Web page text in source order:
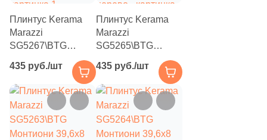
7.5x7.5 (12)
7.2x29.3 (4)
9.8x9.8 (5)
10.1x11.6 (4)
10x10 ( 4)
10x30 (1)
Плинтус Kerama
Marazzi
SG5267\BTG
Монтиони 39,6x8
серый матовый
под дерево
435 руб./шт
Плинтус Kerama
Marazzi
SG5265\BTG
Монтиони 39,6x8
коричневый
матовый под
435 руб./шт